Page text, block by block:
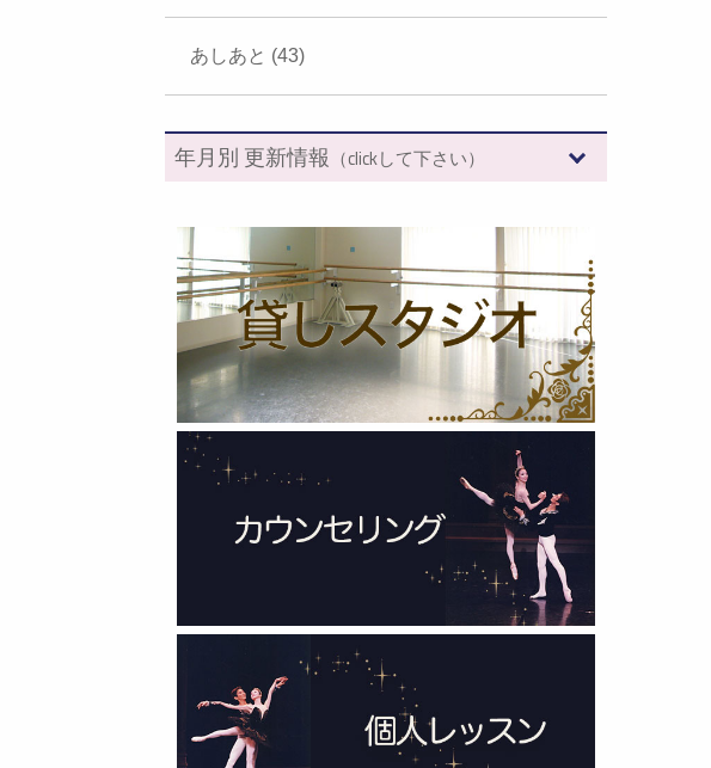
あしあと (43)
年月別 更新情報 （clickして下さい）
2026年 (7)
2025年 (12)
2024年 (12)
2023年 (13)
2022年 (13)
2020年 (3)